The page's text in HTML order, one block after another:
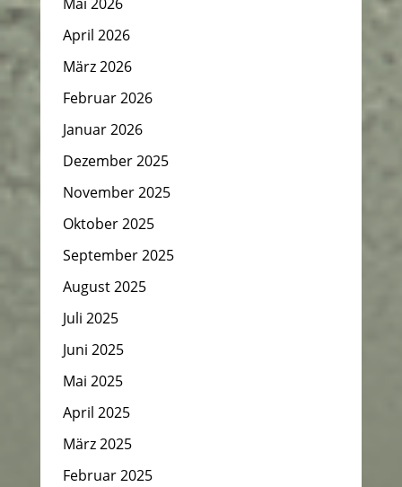
April 2026
März 2026
Februar 2026
Januar 2026
Dezember 2025
November 2025
Oktober 2025
September 2025
August 2025
Juli 2025
Juni 2025
Mai 2025
April 2025
März 2025
Februar 2025